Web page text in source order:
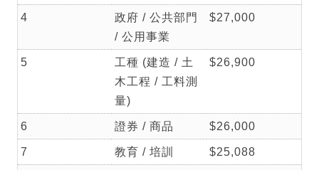
4
政府 / 公共部門
/ 公用事業
$27,000
5
工種 (建造 / 土
木工程 / 工料測
量)
$26,900
6 證券 / 商品 $26,000
7 教育 / 培訓 $25,088